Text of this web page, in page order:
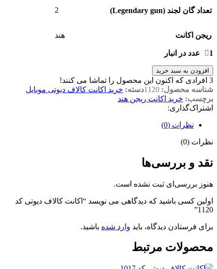
تعداد گان لجند (Legendary gun) 2
ریجن اکانت هند
1 عدد در انبار
افزودن به سبد خرید
3 افرادی که اکنون این محصول را تماشا می کنند!
شناسه محصول: 1120دسته: خرید اکانت کالاف دیوتی موبایل
برچسب: خرید اکانت ریجن هند
اشتراک‌گذاری:
نظرات (0)
نظرات (0)
نقد و بررسی‌ها
هنوز بررسی‌ای ثبت نشده است.
اولین کسی باشید که دیدگاهی می نویسد “اکانت کالاف دیوتی کد
1120”
برای فرستادن دیدگاه، باید وارد شده باشید.
محصولات مرتبط